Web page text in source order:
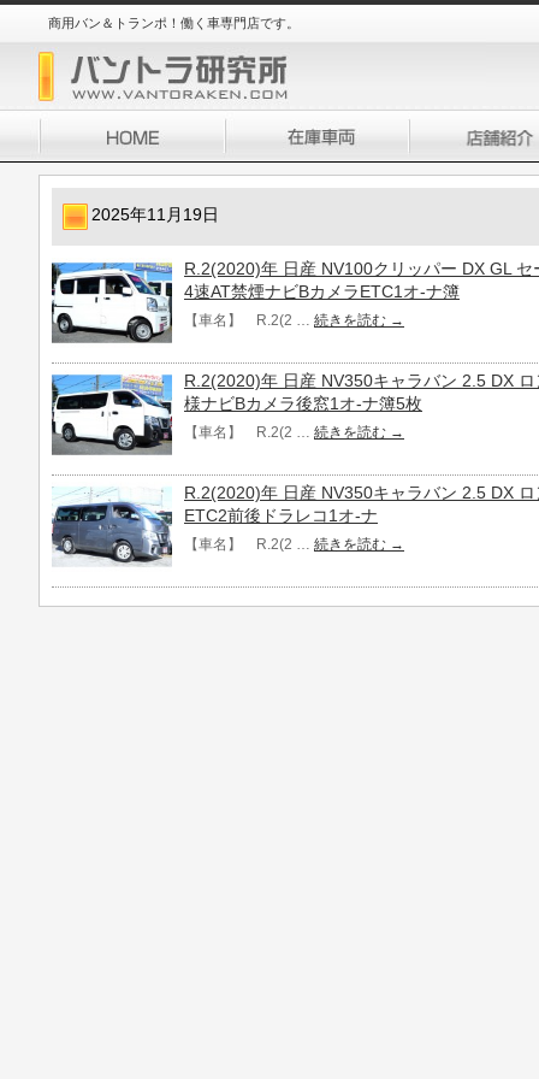
商用バン＆トランポ！働く車専門店です。
2025年11月19日
R.2(2020)年 日産 NV100クリッパー DX GL
4速AT禁煙ナビBカメラETC1オ-ナ簿
【車名】 R.2(2 … 続きを読む →
R.2(2020)年 日産 NV350キャラバン 2.5 DX
様ナビBカメラ後窓1オ-ナ簿5枚
【車名】 R.2(2 … 続きを読む →
R.2(2020)年 日産 NV350キャラバン 2.5 DX
ETC2前後ドラレコ1オ-ナ
【車名】 R.2(2 … 続きを読む →